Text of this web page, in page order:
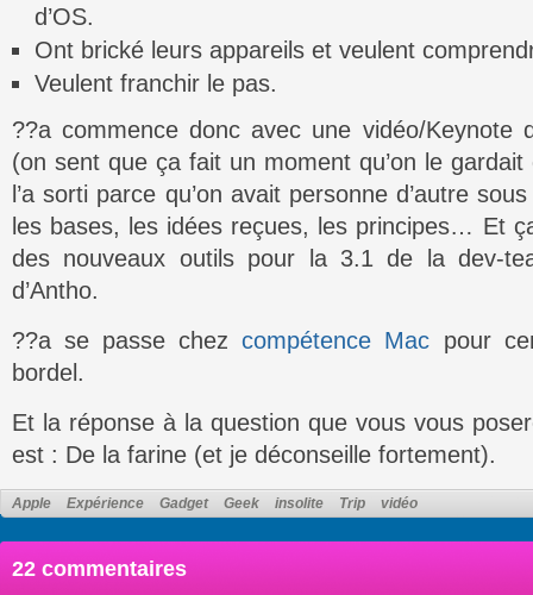
d’OS.
Ont brické leurs appareils et veulent
Veulent franchir le pas.
??a commence donc avec une vidéo/Keynote
(on sent que ça fait un moment qu’on le gardait
l’a sorti parce qu’on avait personne d’autre
les bases, les idées reçues, les principes… Et
des nouveaux outils pour la 3.1 de la dev-
d’Antho.
??a se passe chezcompétence Mac pour
bordel.
Et la réponse à la question que vous vous
est : De la farine (et je déconseille fortement).
Apple Expérience Gadget Geek insolite Trip vidéo
22 commentaires